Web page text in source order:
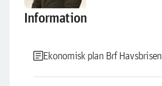
Information
articleEkonomisk plan Brf Havsbrisen